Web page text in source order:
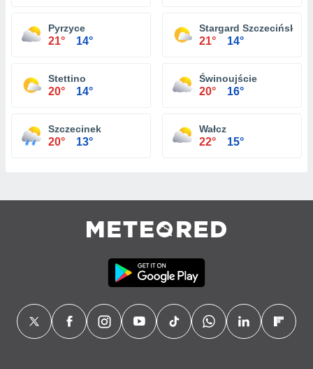
Pyrzyce
21° 14°
Stargard Szczeciński
21° 14°
Stettino
20° 14°
Świnoujście
20° 16°
Szczecinek
20° 13°
Wałcz
22° 15°